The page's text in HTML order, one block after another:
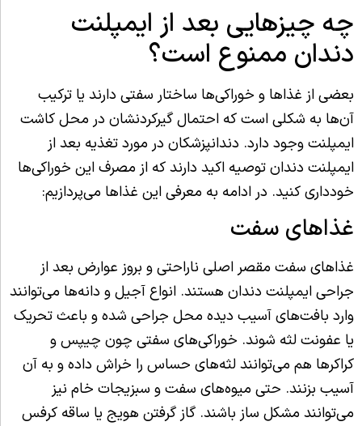
چه چیزهایی بعد از ایمپلنت
دندان ممنوع است؟
بعضی از غذاها و خوراکی‌ها ساختار سفتی دارند یا ترکیب
آن‌ها به شکلی است که احتمال گیرکردنشان در محل کاشت
ایمپلنت وجود دارد. دندانپزشکان در مورد تغذیه بعد از
ایمپلنت دندان توصیه اکید دارند که از مصرف این خوراکی‌ها
خودداری کنید. در ادامه به معرفی این غذاها می‌پردازیم:
غذاهای سفت
غذاهای سفت مقصر اصلی ناراحتی و بروز عوارض بعد از
جراحی ایمپلنت دندان هستند. انواع آجیل و دانه‌ها می‌توانند
وارد بافت‌های آسیب دیده محل جراحی شده و باعث تحریک
یا عفونت لثه شوند. خوراکی‌های سفتی چون چیپس و
کراکرها هم می‌توانند لثه‌های حساس را خراش داده و به آن
آسیب بزنند. حتی میوه‌های سفت و سبزیجات خام نیز
می‌توانند مشکل ساز باشند. گاز گرفتن هویج یا ساقه کرفس